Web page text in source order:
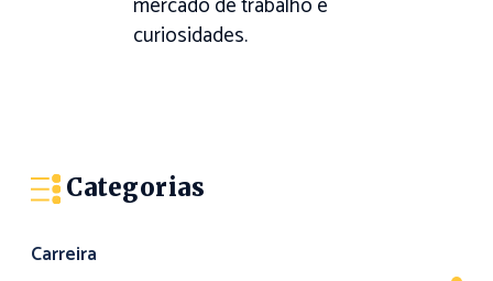
curiosidades.
Categorias
Carreira